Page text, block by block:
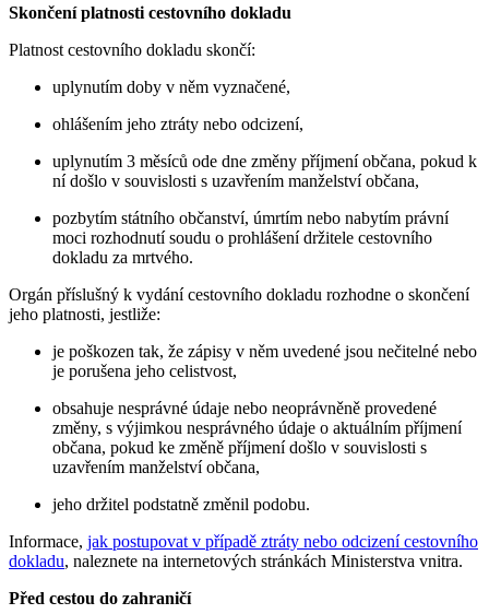
Skončení platnosti cestovního dokladu
Platnost cestovního dokladu skončí:
uplynutím doby v něm vyznačené,
ohlášením jeho ztráty nebo odcizení,
uplynutím 3 měsíců ode dne změny příjmení občana, pokud k
ní došlo v souvislosti s uzavřením manželství občana,
pozbytím státního občanství, úmrtím nebo nabytím právní
moci rozhodnutí soudu o prohlášení držitele cestovního
dokladu za mrtvého.
Orgán příslušný k vydání cestovního dokladu rozhodne o skončení
jeho platnosti, jestliže:
je poškozen tak, že zápisy v něm uvedené jsou nečitelné nebo
je porušena jeho celistvost,
obsahuje nesprávné údaje nebo neoprávněně provedené
změny, s výjimkou nesprávného údaje o aktuálním příjmení
občana, pokud ke změně příjmení došlo v souvislosti s
uzavřením manželství občana,
jeho držitel podstatně změnil podobu.
Informace, jak postupovat v případě ztráty nebo odcizení cestovního
dokladu, naleznete na internetových stránkách Ministerstva vnitra.
Před cestou do zahraničí